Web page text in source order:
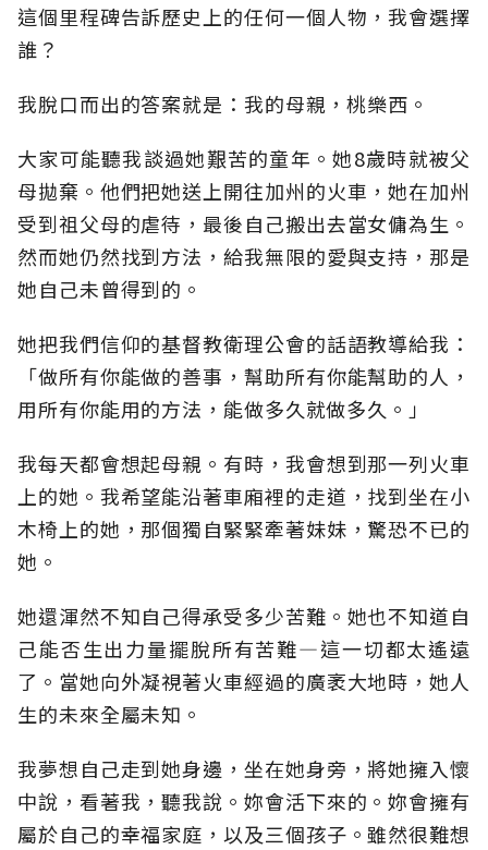
這個里程碑告訴歷史上的任何一個人物，我會選擇
誰？
我脫口而出的答案就是：我的母親，桃樂西。
大家可能聽我談過她艱苦的童年。她8歲時就被父
母拋棄。他們把她送上開往加州的火車，她在加州
受到祖父母的虐待，最後自己搬出去當女傭為生。
然而她仍然找到方法，給我無限的愛與支持，那是
她自己未曾得到的。
她把我們信仰的基督教衛理公會的話語教導給我：
「做所有你能做的善事，幫助所有你能幫助的人，
用所有你能用的方法，能做多久就做多久。」
我每天都會想起母親。有時，我會想到那一列火車
上的她。我希望能沿著車廂裡的走道，找到坐在小
木椅上的她，那個獨自緊緊牽著妹妹，驚恐不已的
她。
她還渾然不知自己得承受多少苦難。她也不知道自
己能否生出力量擺脫所有苦難—這一切都太遙遠
了。當她向外凝視著火車經過的廣袤大地時，她人
生的未來全屬未知。
我夢想自己走到她身邊，坐在她身旁，將她擁入懷
中說，看著我，聽我說。妳會活下來的。妳會擁有
屬於自己的幸福家庭，以及三個孩子。雖然很難想